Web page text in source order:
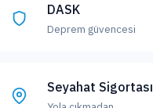
DASK
Deprem güvencesi
Seyahat Sigortası